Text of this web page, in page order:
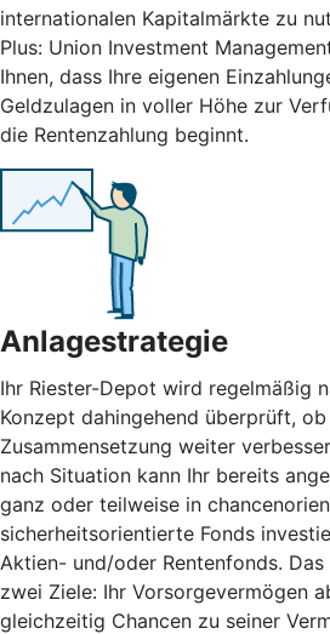
internationalen Kapitalmärkte zu
Plus: Union Investment
Ihnen, dass Ihre eigenen
Geldzulagen in voller Höhe zur
die Rentenzahlung beginnt.
Anlagestrategie
Ihr Riester-Depot wird regelmäßig
Konzept dahingehend überprüft, ob
Zusammensetzung weiter
nach Situation kann Ihr bereits
ganz oder teilweise in
sicherheitsorientierte Fonds
Aktien- und/oder Rentenfonds.
zwei Ziele: Ihr Vorsorgevermögen
gleichzeitig Chancen zu seiner